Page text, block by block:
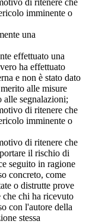
di ritenere che
imminente o
una
effettuato una
ha effettuato
e non è stato dato
alle misure
alle segnalazioni;
di ritenere che
imminente o
di ritenere che
il rischio di
seguito in ragione
concreto, come
o distrutte prove
chi ha ricevuto
con l'autore della
stessa